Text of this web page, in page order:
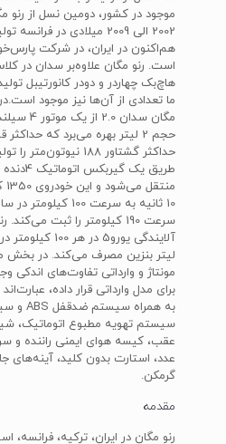
موجود در کشور، دومین نسل از
2002 الی 2009 میلادی در
هم‌اکنون در ایران، در شرکت
است. رنو مگان علاوه‌بر سدان در
هاچ‌بک چهاردر و دودر کانورتیبل
ما تعدادی از آن‌ها نیز موجود
حداکثر گشتاور 188
طریق یک
10 ثانیه به سرعت
سرعت 190 کیلومتر را ثبت
لیتر بنزین مصرف می‌کند. در
مونتاژ و وارداتی تفاوت‌های اندکی
برای مدل وارداتی قرار داده،
سیستم تهویه مطبوع اتوماتیک،
عدد، استارت بدون کلید، آینه‌های
گرمکن.
مقدمه
رنو مگان در ایران، ترکیه، فرانسه،